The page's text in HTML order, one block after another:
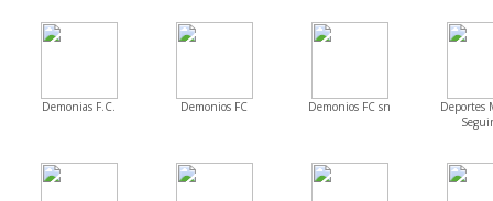
Demonias F.C. Demonios FC Demonios FC sn
Deportes